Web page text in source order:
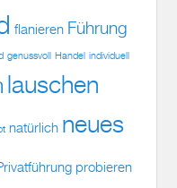
flanieren Führung
genussvoll Handel individuell
lauschen
natürlich neues
probieren